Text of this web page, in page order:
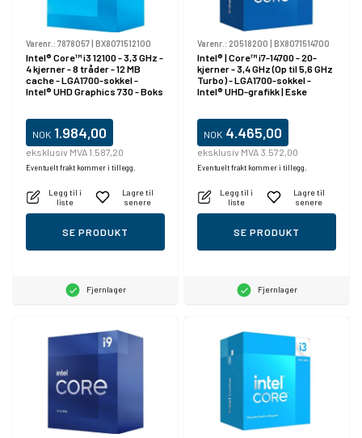
Varenr.: 7878057| BX8071512100
Intel® Core™ i3 12100 - 3,3 GHz -
4 kjerner - 8 tråder - 12 MB
cache - LGA1700-sokkel -
Intel® UHD Graphics 730 - Boks
NOK 1.984,00
eksklusiv MVA 1.587,20
Eventuelt frakt kommer i tillegg.
Legg til i
liste
Lagre til
senere
SE PRODUKT
Fjernlager
Varenr.: 20518200 | BX8071514700
Intel® | Core™ i7-14700 - 20-
kjerner - 3,4 GHz (Op til 5,6 GHz
Turbo) - LGA1700-sokkel -
Intel® UHD-grafikk | Eske
NOK 4.465,00
eksklusiv MVA 3.572,00
Eventuelt frakt kommer i tillegg.
Legg til i
liste
Lagre til
senere
SE PRODUKT
Fjernlager